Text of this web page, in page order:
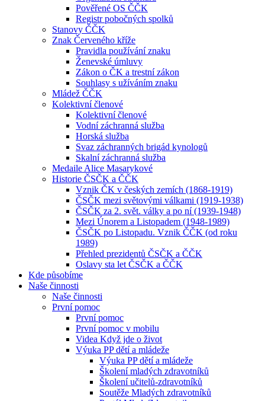
Pověřené OS ČČK
Registr pobočných spolků
Stanovy ČČK
Znak Červeného kříže
Pravidla používání znaku
Ženevské úmluvy
Zákon o ČK a trestní zákon
Souhlasy s užíváním znaku
Mládež ČČK
Kolektivní členové
Kolektivní členové
Vodní záchranná služba
Horská služba
Svaz záchranných brigád kynologů
Skalní záchranná služba
Medaile Alice Masarykové
Historie ČSČK a ČČK
Vznik ČK v českých zemích (1868-1919)
ČSČK mezi světovými válkami (1919-1938)
ČSČK za 2. svět. války a po ní (1939-1948)
Mezi Únorem a Listopadem (1948-1989)
ČSČK po Listopadu. Vznik ČČK (od roku
1989)
Přehled prezidentů ČSČK a ČČK
Oslavy sta let ČSČK a ČČK
Kde působíme
Naše činnosti
Naše činnosti
První pomoc
První pomoc
První pomoc v mobilu
Videa Když jde o život
Výuka PP dětí a mládeže
Výuka PP dětí a mládeže
Školení mladých zdravotníků
Školení učitelů-zdravotníků
Soutěže Mladých zdravotníků